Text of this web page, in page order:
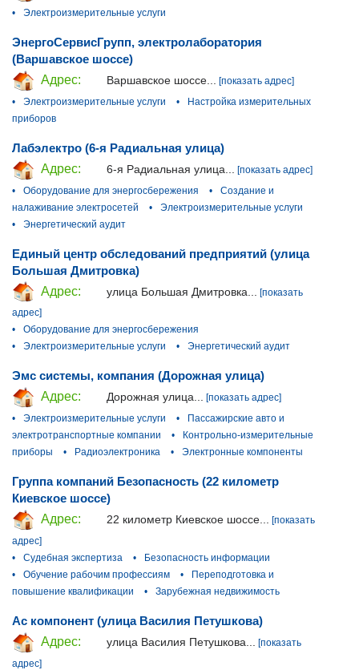
•
Электроизмерительные услуги
ЭнергоСервисГрупп, электролаборатория
(Варшавское шоссе)
Адрес:
Варшавское шоссе...
[показать адрес]
•
Электроизмерительные услуги •
Настройка измерительных
приборов
Лабэлектро (6-я Радиальная улица)
Адрес:
6-я Радиальная улица...
[показать адрес]
•
Оборудование для энергосбережения •
Создание и
налаживание электросетей
•
Электроизмерительные услуги
•
Энергетический аудит
Единый центр обследований предприятий (улица
Большая Дмитровка)
Адрес:
улица Большая Дмитровка...
[показать
адрес]
•
Оборудование для энергосбережения
•
Электроизмерительные услуги • Энергетический аудит
Эмс системы, компания (Дорожная улица)
Адрес:
Дорожная улица... [показать адрес]
•
Электроизмерительные услуги •
Пассажирские авто и
электротранспортные компании
•
Контрольно-измерительные
приборы
• Радиоэлектроника • Электронные компоненты
Группа компаний Безопасность (22 километр
Киевское шоссе)
Адрес:
22 километр Киевское шоссе...
[показать
адрес]
•
Судебная экспертиза •
Безопасность информации
•
Обучение рабочим профессиям •
Переподготовка и
повышение квалификации
• Зарубежная недвижимость
Ас компонент (улица Василия Петушкова)
Адрес:
улица Василия Петушкова...
[показать
адрес]